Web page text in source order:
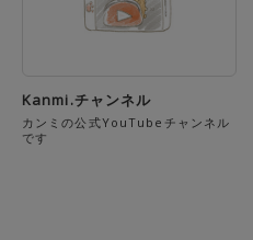
Kanmi.チャンネル
カンミの公式YouTubeチャンネル
です